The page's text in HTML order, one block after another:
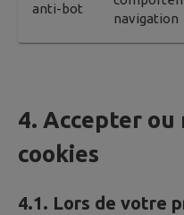
anti-bot
navigation
4. Accepter ou
cookies
4.1. Lors de votre